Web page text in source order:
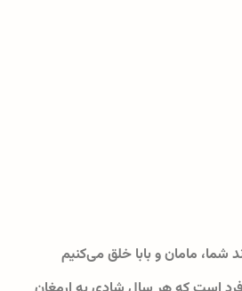
شما، مامان و بابا خلق می‌کنیم